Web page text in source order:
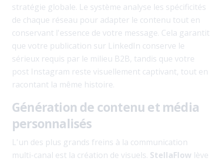
stratégie globale. Le système analyse les spécificités
de chaque réseau pour adapter le contenu tout en
conservant l'essence de votre message. Cela garantit
que votre publication sur LinkedIn conserve le
sérieux requis par le milieu B2B, tandis que votre
post Instagram reste visuellement captivant, tout en
racontant la même histoire.
Génération de contenu et média
personnalisés
L'un des plus grands freins à la communication
multi-canal est la création de visuels. StellaFlow lève